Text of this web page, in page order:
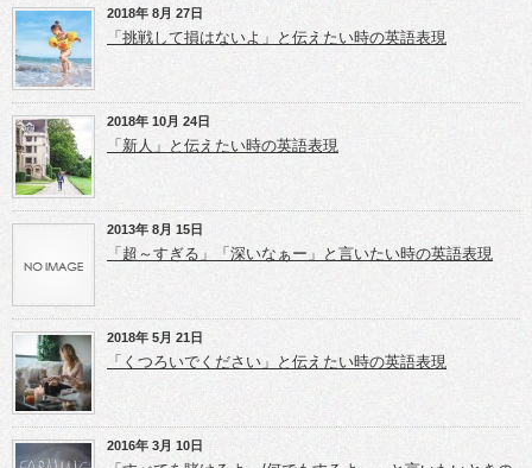
(新
し
い
ウ
ィ
ン
ド
ウ
で
開
き
ま
す)
e
r
で
共
有
(新
し
い
ウ
ン
ド
ウ
で
開
き
e
+
で
し
い
ウ
ィ
ン
開
き
ま
す)
2018年 8月 27日
「挑戦して損はないよ」と伝えたい時の英語表現
2018年 10月 24日
「新人」と伝えたい時の英語表現
2013年 8月 15日
「超～すぎる」「深いなぁー」と言いたい時の英語表現
2018年 5月 21日
「くつろいでください」と伝えたい時の英語表現
2016年 3月 10日